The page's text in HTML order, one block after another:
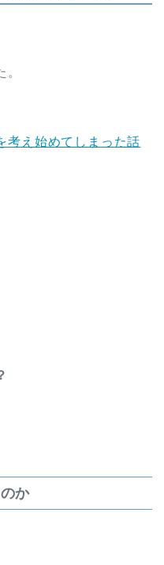
考え始めてしまった話
か